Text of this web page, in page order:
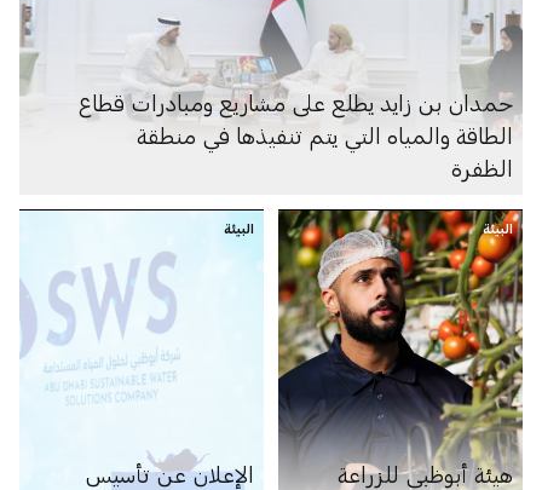
حمدان بن زايد يطلع على مشاريع ومبادرات قطاع
الطاقة والمياه التي يتم تنفيذها في منطقة
الظفرة
البيئة
هيئة أبوظبي للزراعة
البيئة
الإعلان عن تأسيس